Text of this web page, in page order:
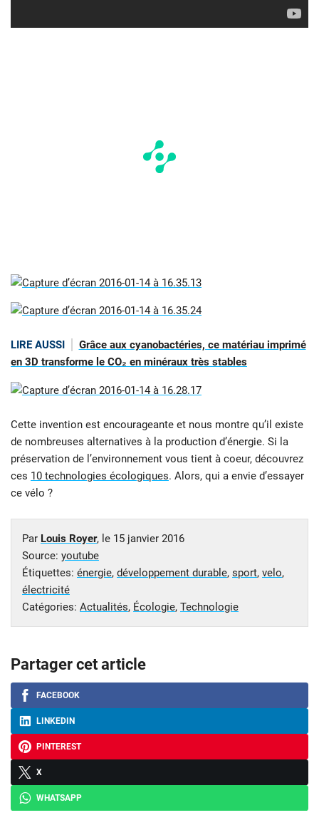
LIRE AUSSI
Grâce aux cyanobactéries, ce matériau imprimé
en 3D transforme le CO₂ en minéraux très stables
Cette invention est encourageante et nous montre qu’il existe
de nombreuses alternatives à la production d’énergie. Si la
préservation de l’environnement vous tient à coeur, découvrez
ces 10 technologies écologiques. Alors, qui a envie d’essayer
ce vélo ?
Par Louis Royer, le 15 janvier 2016
Source: youtube
Étiquettes: énergie, développement durable, sport, velo,
électricité
Catégories: Actualités, Écologie, Technologie
Partager cet article
FACEBOOK
LINKEDIN
PINTEREST
X
WHATSAPP